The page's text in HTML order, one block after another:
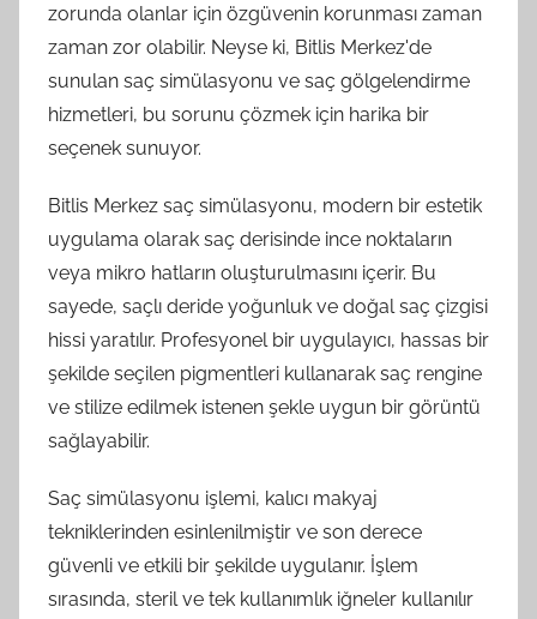
zorunda olanlar için özgüvenin korunması zaman
zaman zor olabilir. Neyse ki, Bitlis Merkez'de
sunulan saç simülasyonu ve saç gölgelendirme
hizmetleri, bu sorunu çözmek için harika bir
seçenek sunuyor.
Bitlis Merkez saç simülasyonu, modern bir estetik
uygulama olarak saç derisinde ince noktaların
veya mikro hatların oluşturulmasını içerir. Bu
sayede, saçlı deride yoğunluk ve doğal saç çizgisi
hissi yaratılır. Profesyonel bir uygulayıcı, hassas bir
şekilde seçilen pigmentleri kullanarak saç rengine
ve stilize edilmek istenen şekle uygun bir görüntü
sağlayabilir.
Saç simülasyonu işlemi, kalıcı makyaj
tekniklerinden esinlenilmiştir ve son derece
güvenli ve etkili bir şekilde uygulanır. İşlem
sırasında, steril ve tek kullanımlık iğneler kullanılır